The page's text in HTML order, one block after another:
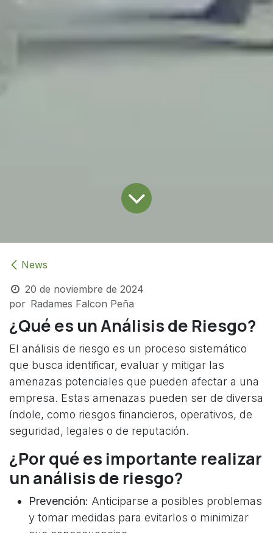
News
20 de noviembre de 2024
por Radames Falcon Peña
¿Qué es un Análisis de Riesgo?
El análisis de riesgo es un proceso sistemático
que busca identificar, evaluar y mitigar las
amenazas potenciales que pueden afectar a una
empresa. Estas amenazas pueden ser de diversa
índole, como riesgos financieros, operativos, de
seguridad, legales o de reputación.
¿Por qué es importante realizar
un análisis de riesgo?
Prevención: Anticiparse a posibles problemas
y tomar medidas para evitarlos o minimizar